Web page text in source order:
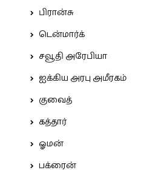
பிரான்சு
டென்மார்க்
சவூதி அரேபியா
ஐக்கிய அரபு அமீரகம்
குவைத்
கத்தார்
ஓமன்
பக்ரைன்